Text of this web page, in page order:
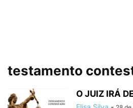
testamento
O JUIZ IRÁ